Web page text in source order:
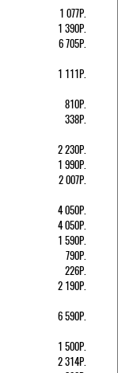
1 077Р.
1 390Р.
6 705Р.
1 111Р.
810Р.
338Р.
2 230Р.
1 990Р.
2 007Р.
4 050Р.
4 050Р.
1 590Р.
790Р.
226Р.
2 190Р.
6 590Р.
1 500Р.
2 314Р.